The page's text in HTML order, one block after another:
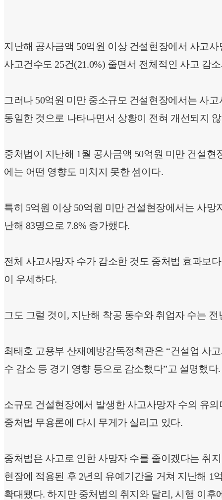
지난해 공사금액 50억원 이상 건설현장에서 사고
사고건수도 25건(21.0%) 줄면서 전체적인 사고 감
그러나 50억원 미만 중소규모 건설현장에서는 사
동일한 것으로 나타나면서 상황이 전혀 개선되지
중처법이 지난해 1월 공사금액 50억원 미만 건설현
에는 어떤 영향도 미치지 못한 셈이다.
특히 5억원 이상 50억원 미만 건설현장에서는 사망
난해 83명으로 7.8% 증가했다.
전체 사고사망자 수가 감소한 것도 중처법 효과보
이 우세하다.
그도 그럴 것이, 지난해 착공 동수와 취업자 수는 전
최태호 고용부 산재예방감독정책관은 “건설업 사
수 감소 등 경기 영향 등으로 감소했다”고 설명했다.
소규모 건설현장에서 발생한 사고사망자 수의 유
중처법 무용론에 다시 무게가 실리고 있다.
중처법은 사고로 인한 사망자 수를 줄이겠다는 취
현장에 적용된 후 2년의 유예기간을 거쳐 지난해 1
확대됐다. 하지만 중처법의 취지와 달리, 시행 이후